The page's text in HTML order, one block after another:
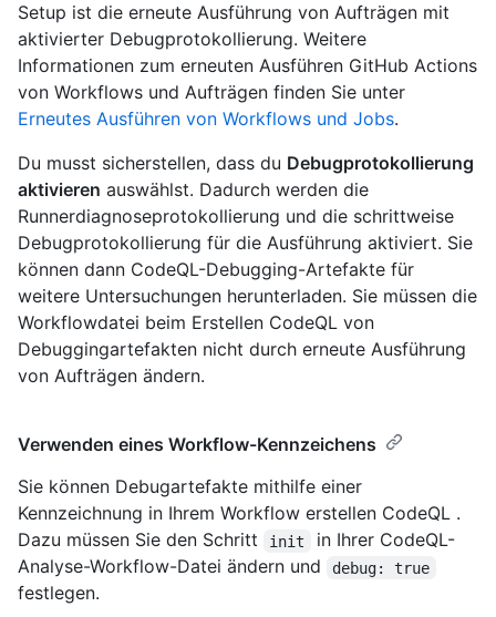
Setup ist die erneute Ausführung von Aufträgen mit
aktivierter Debugprotokollierung. Weitere
Informationen zum erneuten Ausführen GitHub Actions
von Workflows und Aufträgen finden Sie unter
Erneutes Ausführen von Workflows und Jobs.
Du musst sicherstellen, dass du Debugprotokollierung
aktivieren auswählst. Dadurch werden die
Runnerdiagnoseprotokollierung und die schrittweise
Debugprotokollierung für die Ausführung aktiviert. Sie
können dann CodeQL-Debugging-Artefakte für
weitere Untersuchungen herunterladen. Sie müssen die
Workflowdatei beim Erstellen CodeQL von
Debuggingartefakten nicht durch erneute Ausführung
von Aufträgen ändern.
Verwenden eines Workflow-Kennzeichens
Sie können Debugartefakte mithilfe einer
Kennzeichnung in Ihrem Workflow erstellen CodeQL .
Dazu müssen Sie den Schritt
init
in Ihrer CodeQL-
Analyse-Workflow-Datei ändern und
debug: true
festlegen.